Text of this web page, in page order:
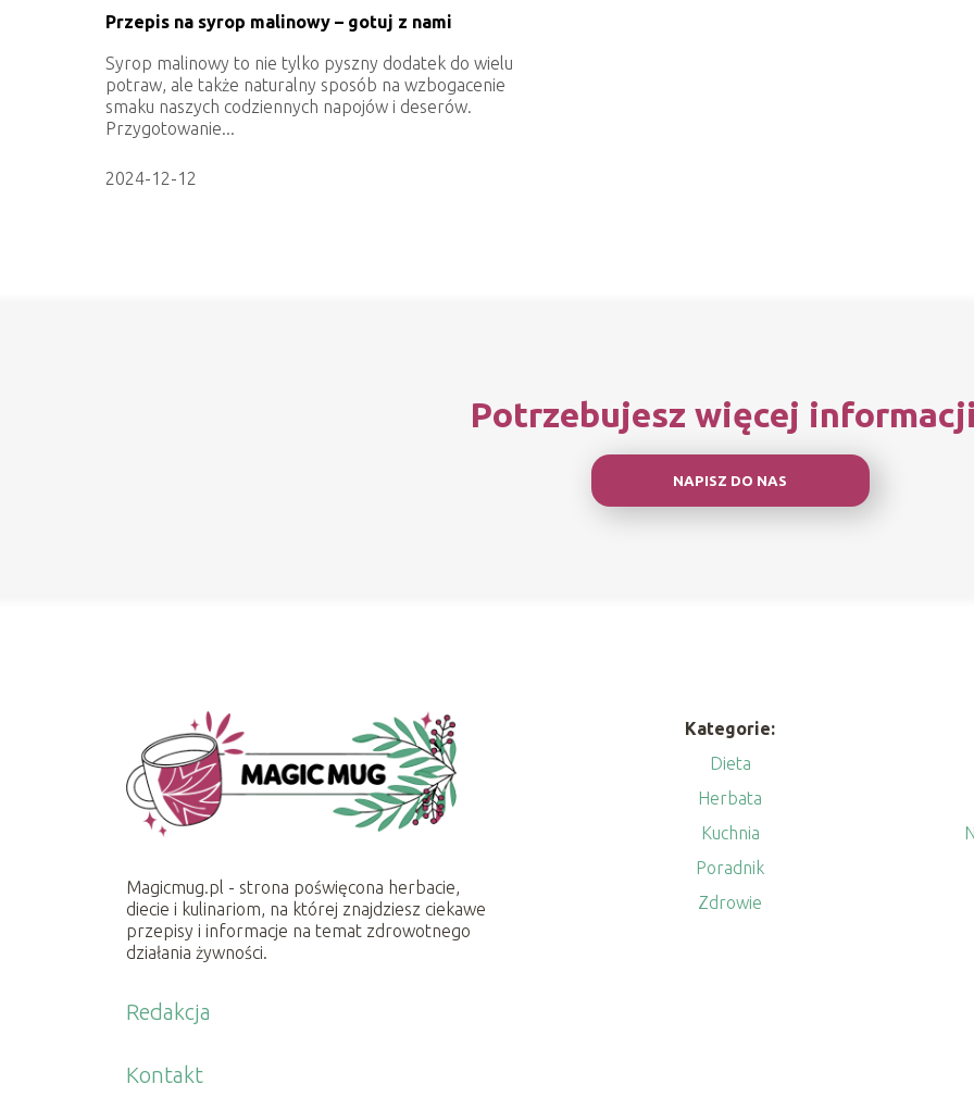
Przepis na syrop malinowy – gotuj z nami
Syrop malinowy to nie tylko pyszny dodatek do wielu
potraw, ale także naturalny sposób na wzbogacenie
smaku naszych codziennych napojów i deserów.
Przygotowanie...
2024-12-12
Potrzebujesz więcej
NAPISZ DO NAS
Magicmug.pl - strona poświęcona herbacie,
diecie i kulinariom, na której znajdziesz ciekawe
przepisy i informacje na temat zdrowotnego
działania żywności.
Redakcja
Kontakt
Kategorie:
Dieta
Herbata
Kuchnia
Poradnik
Zdrowie